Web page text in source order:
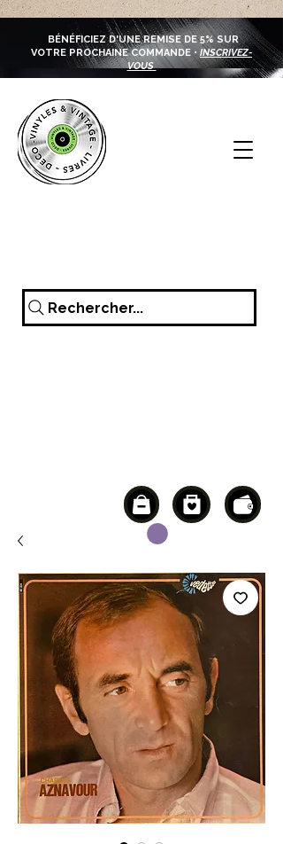
BÉNÉFICIEZ D'UNE REMISE DE 5% SUR
VOTRE PROCHAINE COMMANDE • INSCRIVEZ-
VOUS
Rechercher...